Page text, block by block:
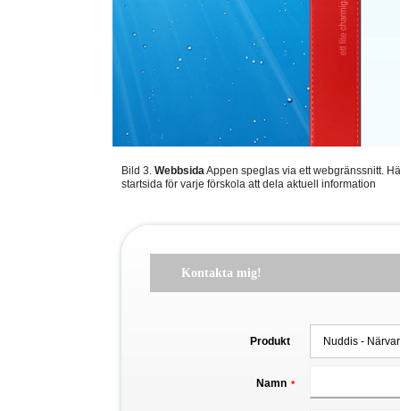
Bild 3. WebbsidaAppen speglas via ett webgränssnitt.
startsida för varje förskola att dela aktuell information
Kontakta mig!
Produkt
Namn *